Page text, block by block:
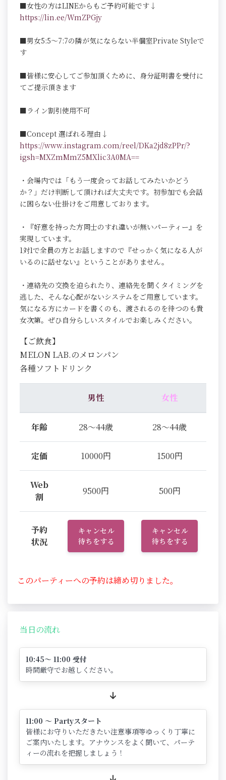
■女性の方はLINEからもご予約可能です↓
https://lin.ee/WmZPGjy
■男女5:5～7:7の隣が気にならない半個室Private Styleで
す
■皆様に安心してご参加頂くために、身分証明書を受付に
てご提示頂きます
■ライン割引使用不可
■Concept 選ばれる理由↓
https://www.instagram.com/reel/DKa2jd8zPPr/?
igsh=MXZmMmZ5MXlic3A0MA==
・会場内では「もう一度会ってお話してみたいかどう
か？」だけ判断して頂ければ大丈夫です。初参加でも会話
に困らない仕掛けをご用意しております。
・『好意を持った方同士のすれ違いが無いパーティー』を
実現しています。
1対1で全員の方とお話しますので『せっかく気になる人が
いるのに話せない』ということがありません。
・連絡先の交換を迫られたり、連絡先を聞くタイミングを
逃した、そんな心配がないシステムをご用意しています。
気になる方にカードを書くのも、渡されるのを待つのも貴
女次第。ぜひ自分らしいスタイルでお楽しみください。
【ご飲食】
MELON LAB.のメロンパン
各種ソフトドリンク
男性 女性
年齢 28～44歳 28～44歳
定価 10000円 1500円
Web
割
9500円 500円
予約
状況
キャンセル
待ちをする
キャンセル
待ちをする
このパーティーへの予約は締め切りました。
当日の流れ
10:45～ 11:00 受付
時間厳守でお越しください。
11:00 ～ Partyスタート
皆様にお守りいただきたい注意事項等ゆっくり丁寧に
ご案内いたします。アナウンスをよく聞いて、パーテ
ィーの流れを把握しましょう！